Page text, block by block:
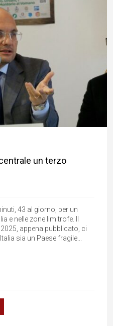
un terzo
43 al giorno, per un
e nelle zone limitrofe. Il
appena pubblicato, ci
sia un Paese fragile...